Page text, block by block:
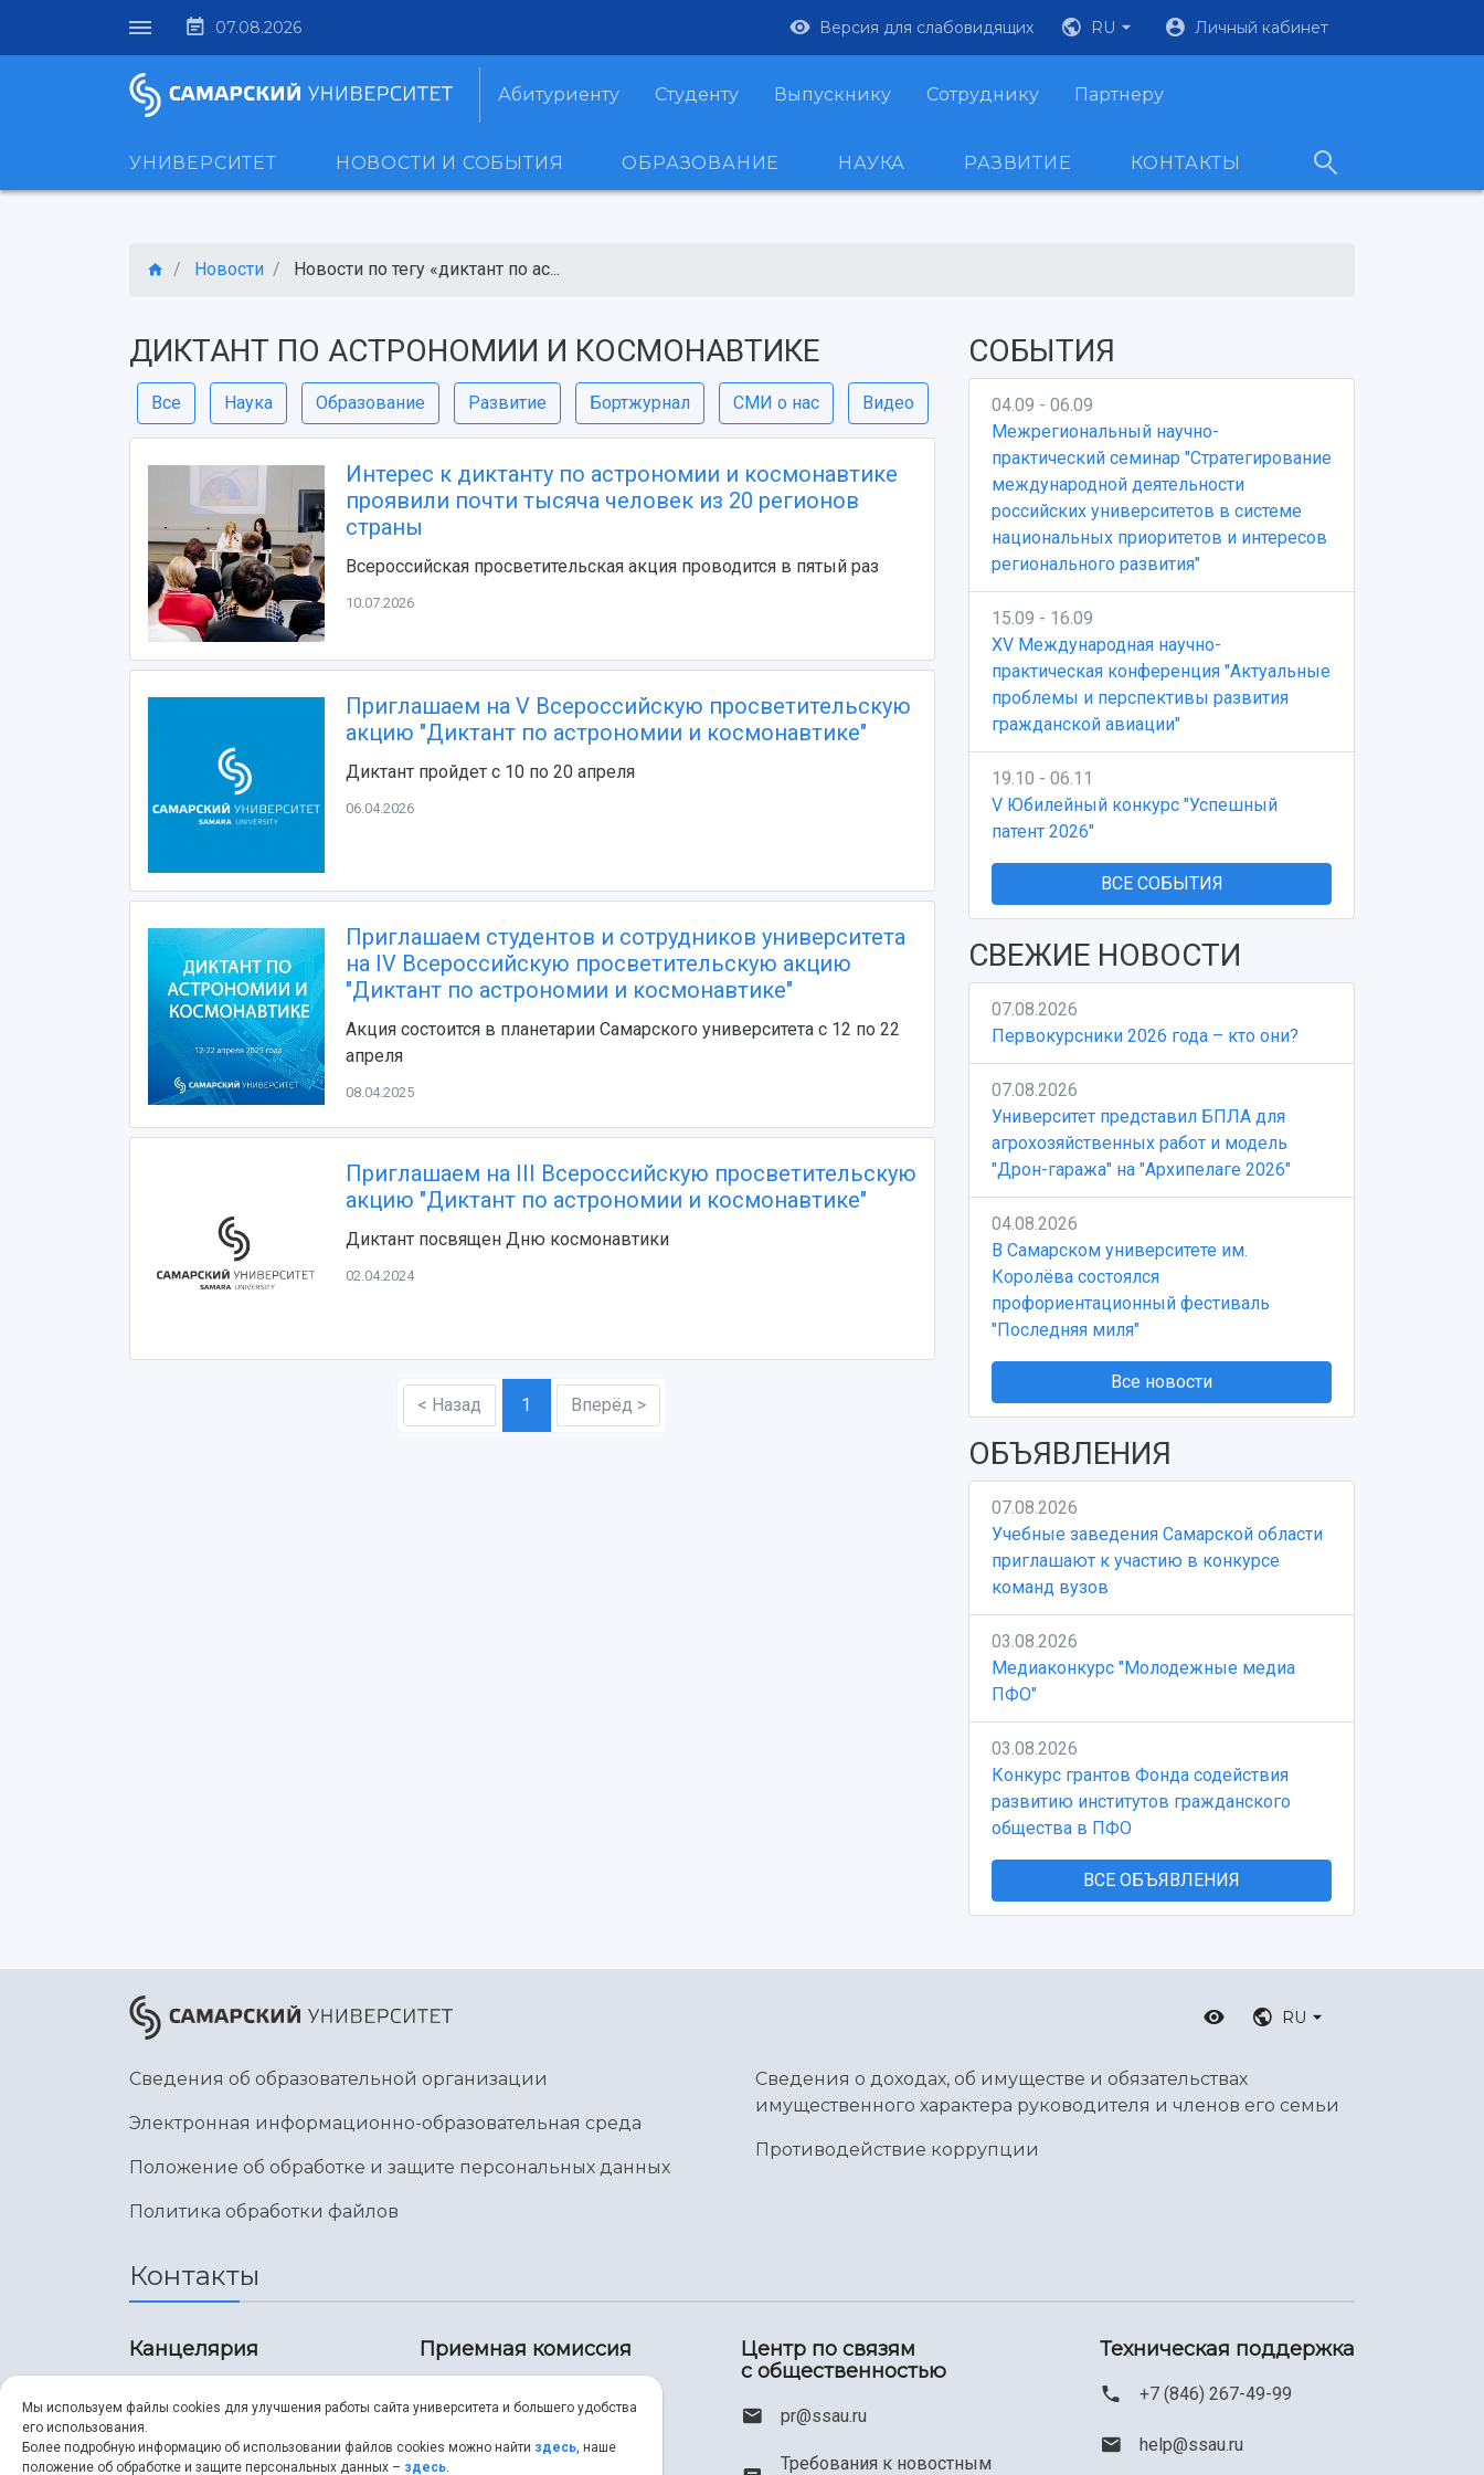
07.08.2026 Версия для слабовидящих RU Личный кабинет
Абитуриенту Студенту Выпускнику Сотруднику Партнеру
УНИВЕРСИТЕТ НОВОСТИ И СОБЫТИЯ ОБРАЗОВАНИЕ НАУКА РАЗВИТИЕ КОНТАКТЫ
Новости Новости по тегу «диктант по ас...
ДИКТАНТ ПО АСТРОНОМИИ И КОСМОНАВТИКЕ
Все Наука Образование Развитие Бортжурнал СМИ о нас Видео
Интерес к диктанту по астрономии и космонавтике
проявили почти тысяча человек из 20 регионов
страны
Всероссийская просветительская акция проводится в пятый раз
10.07.2026
Приглашаем на V Всероссийскую просветительскую
акцию "Диктант по астрономии и космонавтике"
Диктант пройдет с 10 по 20 апреля
06.04.2026
Приглашаем студентов и сотрудников университета
на IV Всероссийскую просветительскую акцию
"Диктант по астрономии и космонавтике"
Акция состоится в планетарии Самарского университета с 12 по 22
апреля
08.04.2025
Приглашаем на III Всероссийскую просветительскую
акцию "Диктант по астрономии и космонавтике"
Диктант посвящен Дню космонавтики
02.04.2024
< Назад 1 Вперёд >
СОБЫТИЯ
04.09 - 06.09
Межрегиональный научно-
практический семинар "Стратегирование
международной деятельности
российских университетов в системе
национальных приоритетов и интересов
регионального развития"
15.09 - 16.09
XV Международная научно-
практическая конференция "Актуальные
проблемы и перспективы развития
гражданской авиации"
19.10 - 06.11
V Юбилейный конкурс "Успешный
патент 2026"
ВСЕ СОБЫТИЯ
СВЕЖИЕ НОВОСТИ
07.08.2026
Первокурсники 2026 года – кто они?
07.08.2026
Университет представил БПЛА для
агрохозяйственных работ и модель
"Дрон-гаража" на "Архипелаге 2026"
04.08.2026
В Самарском университете им.
Королёва состоялся
профориентационный фестиваль
"Последняя миля"
Все новости
ОБЪЯВЛЕНИЯ
07.08.2026
Учебные заведения Самарской области
приглашают к участию в конкурсе
команд вузов
03.08.2026
Медиаконкурс "Молодежные медиа
ПФО"
03.08.2026
Конкурс грантов Фонда содействия
развитию институтов гражданского
общества в ПФО
ВСЕ ОБЪЯВЛЕНИЯ
RU
Сведения об образовательной организации
Электронная информационно-образовательная среда
Положение об обработке и защите персональных данных
Политика обработки файлов
Сведения о доходах, об имуществе и обязательствах
имущественного характера руководителя и членов его семьи
Противодействие коррупции
Контакты
Канцелярия
8 (846) 267-43-70
Приемная комиссия
8 (846) 267-48-67
Центр по связям
с общественностью
pr@ssau.ru
Требования к новостным
Техническая поддержка
+7 (846) 267-49-99
help@ssau.ru
Мы используем файлы cookies для улучшения работы сайта университета и большего удобства
его использования.
Более подробную информацию об использовании файлов cookies можно найти здесь, наше
положение об обработке и защите персональных данных – здесь.